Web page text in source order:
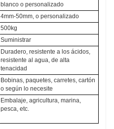
blanco o personalizado
4mm-50mm, o personalizado
500kg
Suministrar
Duradero, resistente a los ácidos,
resistente al agua, de alta
tenacidad
Bobinas, paquetes, carretes, cartón
o según lo necesite
Embalaje, agricultura, marina,
pesca, etc.